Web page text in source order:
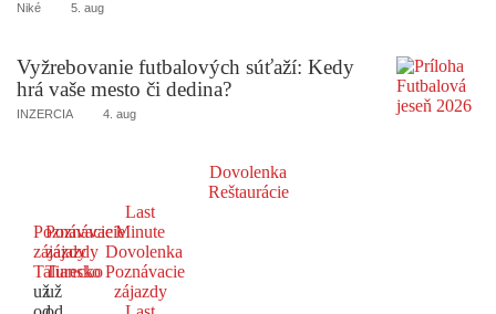
Niké 5. aug
Vyžrebovanie futbalových súťaží: Kedy
hrá vaše mesto či dedina?
INZERCIA 4. aug
Dovolenka
Reštaurácie
Poznávacie
zájazdy
Taliansko
už
Poznávacie
zájazdy
Turecko
už
Last
Minute
Dovolenka
Poznávacie
zájazdy